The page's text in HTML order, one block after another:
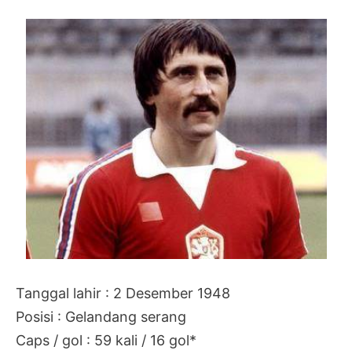
Tanggal lahir : 2 Desember 1948
Posisi : Gelandang serang
Caps / gol : 59 kali / 16 gol*